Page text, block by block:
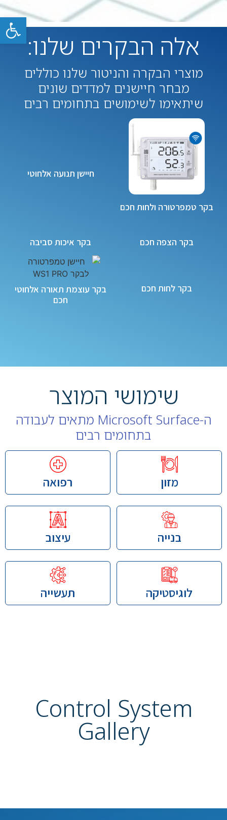
אלה הבקרים שלנו:
מוצרי הבקרה והניטור שלנו כוללים
מבחר חיישנים למדדים שונים
שיתאימו לשימושים בתחומים רבים
בקר טמפרטורה ולחות חכם
חיישן תנועה אלחוטי
בקר הצפה חכם בקר איכות סביבה
בקר לחות חכם
בקר עוצמת תאורה אלחוטי
חכם
שימושי המוצר
ה-Microsoft Surface מתאים לעבודה
בתחומים רבים
מזון רפואה
בנייה עיצוב
לוגיסטיקה תעשייה
Control System
Gallery